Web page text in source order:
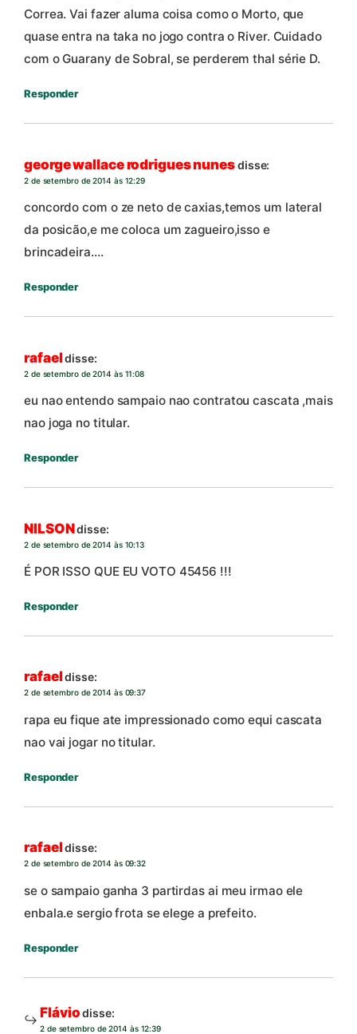
Correa. Vai fazer aluma coisa como o Morto, que
quase entra na taka no jogo contra o River. Cuidado
com o Guarany de Sobral, se perderem thal série D.
Responder
george wallace rodrigues nunesdisse:
2 de setembro de 2014 às 12:29
concordo com o ze neto de caxias,temos um lateral
da posicão,e me coloca um zagueiro,isso e
brincadeira….
Responder
rafaeldisse:
2 de setembro de 2014 às 11:08
eu nao entendo sampaio nao contratou cascata ,mais
nao joga no titular.
Responder
NILSONdisse:
2 de setembro de 2014 às 10:13
É POR ISSO QUE EU VOTO 45456 !!!
Responder
rafaeldisse:
2 de setembro de 2014 às 09:37
rapa eu fique ate impressionado como equi cascata
nao vai jogar no titular.
Responder
rafaeldisse:
2 de setembro de 2014 às 09:32
se o sampaio ganha 3 partirdas ai meu irmao ele
enbala.e sergio frota se elege a prefeito.
Responder
Fláviodisse:
2 de setembro de 2014 às 12:39